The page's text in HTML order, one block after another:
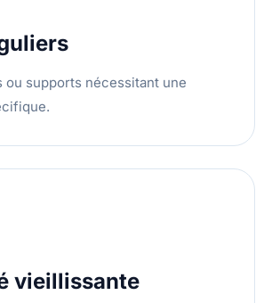
ou supports nécessitant une
vieillissante